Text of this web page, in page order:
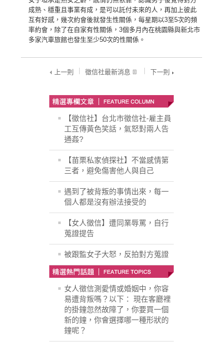
成熟、穩重且事業有成，是可以託付未來的人，再加上彼此
互有好感，幾次約會後就發生性關係，每星期以3至5次的頻
率約會，除了在自家有性關係，3個多月內在桃園縣與新北市
多家汽車旅館也發生至少50次的性關係。
上一則 徵信社最新消息 下一則
【徵信社】台北市徵信社-雇主員
工互傳黃色笑話，氣怒對兩人告
通姦?
【苗栗私家偵探社】不當感情第
三者，避免傷害他人與自己
遇到了被背叛的事情出來，每一
個人都是沒有辦法接受的
【女人徵信】遭同業辱罵，自行
蒐證提告
被跟監女子大怒，反拍對方蒐證
女人徵信測愛情或婚姻中，你容
易遭背叛嗎？以下： 現在客廳裡
的掛鐘忽然故障了，你要買一個
新的鐘，你會選擇哪一種形狀的
鐘呢？